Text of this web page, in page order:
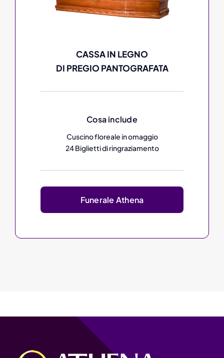
CASSA IN LEGNO
DI PREGIO PANTOGRAFATA
Cosa include
Cuscino floreale in omaggio
24 Biglietti di ringraziamento
Funerale Athena